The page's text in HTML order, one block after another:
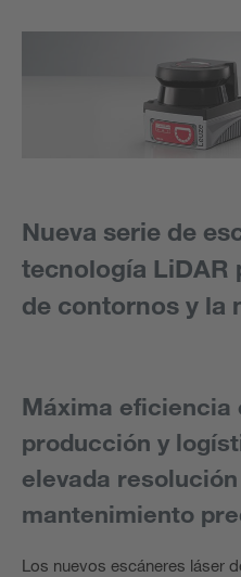
Nueva serie de
tecnología LiDAR
de contornos y la
Máxima eficiencia
producción y
elevada
mantenimiento
Los nuevos escáneres láser